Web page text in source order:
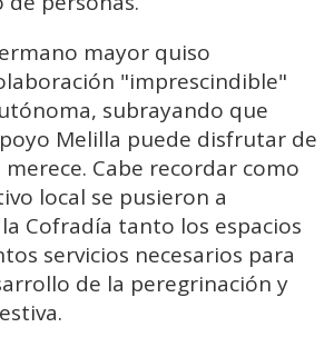
mayor quiso
"imprescindible"
subrayando que
Melilla puede disfrutar de
Cabe recordar como
local se pusieron a
Cofradía tanto los espacios
servicios necesarios para
de la peregrinación y